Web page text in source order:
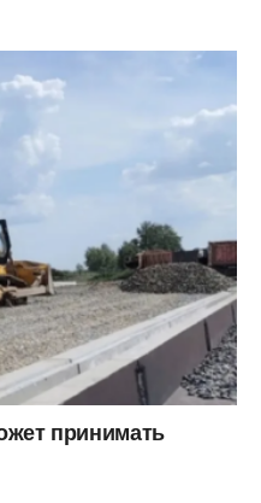
принимать